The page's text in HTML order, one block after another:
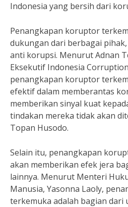
Indonesia yang bersih dari
Penangkapan koruptor
dukungan dari berbagai
anti korupsi. Menurut Adnan
Eksekutif Indonesia
penangkapan koruptor
efektif dalam memberantas
memberikan sinyal kuat
tindakan mereka tidak akan
Topan Husodo.
Selain itu, penangkapan
akan memberikan efek jera
lainnya. Menurut Menteri
Manusia, Yasonna Laoly,
terkemuka adalah bagian dari